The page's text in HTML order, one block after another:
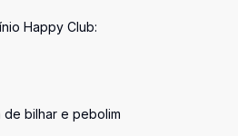
Happy Club:
de bilhar e pebolim